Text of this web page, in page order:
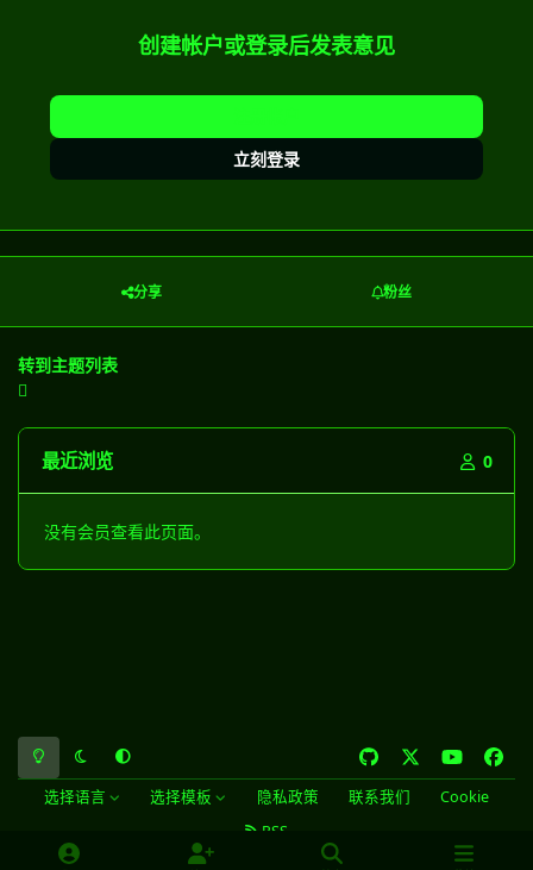
创建帐户或登录后发表意见
立刻登录
分享 粉丝
转到主题列表
最近浏览 0
没有会员查看此页面。
浅色模式黑暗模式系统偏好
g
i
t
o
u
a
c
选择语言 选择模板 隐私政策 联系我们
Cookie
RSS
HACKHAT © 2025 All rights reserved.